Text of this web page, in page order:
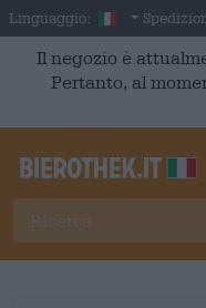
Skip to main content
Linguaggio: Italian
Il negozio è
Pertanto, al